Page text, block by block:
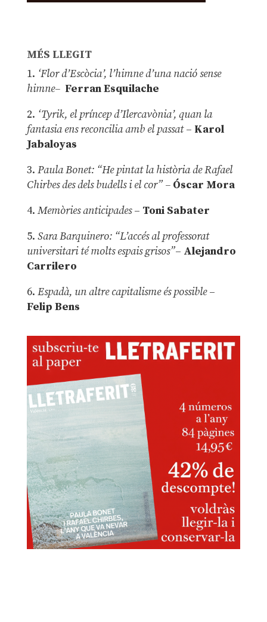
MÉS LLEGIT
1. ‘Flor d’Escòcia’, l’himne d’una nació sense
himne– Ferran Esquilache
2. ‘Tyrik, el príncep d’Ilercavònia’, quan la
fantasia ens reconcilia amb el passat– Karol
Jabaloyas
3. Paula Bonet: “He pintat la història de Rafael
Chirbes des dels budells i el cor” –Óscar Mora
4. Memòries anticipades– Toni Sabater
5. Sara Barquinero: “L’accés al professorat
universitari té molts espais grisos”– Alejandro
Carrilero
6. Espadà, un altre capitalisme és possible –
Felip Bens